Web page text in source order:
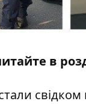
в
свідком